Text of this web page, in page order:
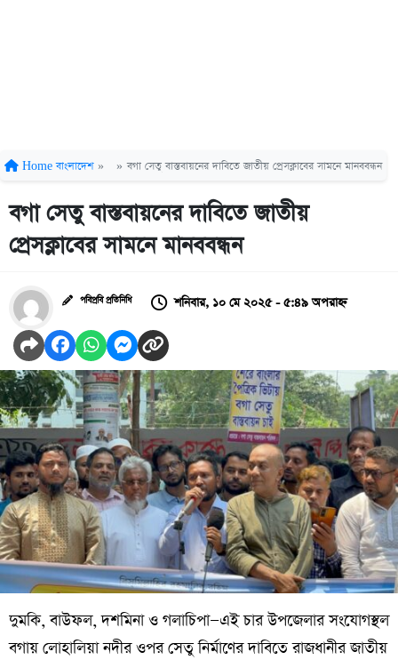
Home বাংলাদেশ » » বগা সেতু বাস্তবায়নের দাবিতে জাতীয় প্রেসক্লাবের সামনে মানববন্ধন
বগা সেতু বাস্তবায়নের দাবিতে জাতীয়
প্রেসক্লাবের সামনে মানববন্ধন
পবিপ্রবি প্রতিনিধি শনিবার, ১০ মে ২০২৫ - ৫:৪৯ অপরাহ্ন
দুমকি, বাউফল, দশমিনা ও গলাচিপা—এই চার উপজেলার সংযোগস্থল
বগায় লোহালিয়া নদীর ওপর সেতু নির্মাণের দাবিতে রাজধানীর জাতীয়